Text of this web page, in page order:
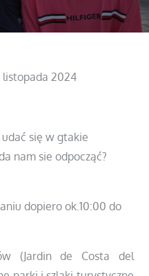
listopada 2024
się w gtakie
nam sie odpocząć?
dopiero ok.10:00 do
(Jardin de Costa del